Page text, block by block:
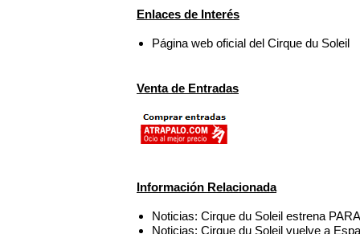
Enlaces de Interés
Página web oficial del Cirque du Soleil
Venta de Entradas
Información Relacionada
Noticias: Cirque du Soleil estrena
Noticias: Cirque du Soleil vuelve a